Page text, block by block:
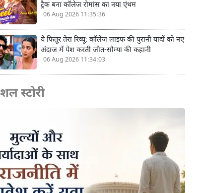
ट्रैक बना कॉलेज रोमांस का नया एंथम
06 Aug 2026 11:35:36
ये फितूर तेरा रिव्यू: कॉलेज लाइफ की पुरानी यादों को नए
अंदाज में पेश करती जीत-सौम्या की कहानी
06 Aug 2026 11:34:03
स्टोरी